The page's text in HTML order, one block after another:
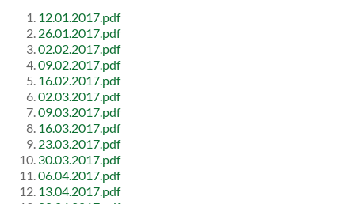
12.01.2017.pdf
26.01.2017.pdf
02.02.2017.pdf
09.02.2017.pdf
16.02.2017.pdf
02.03.2017.pdf
09.03.2017.pdf
16.03.2017.pdf
23.03.2017.pdf
30.03.2017.pdf
06.04.2017.pdf
13.04.2017.pdf